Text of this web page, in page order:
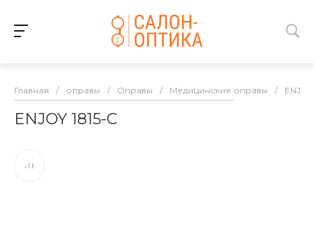
Главная / оправы / Оправы / Медицинские оправы / ENJOY
ENJOY 1815-C